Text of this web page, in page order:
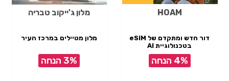
HOAM
דור חדש ומתקדם של eSIM
בטכנולוגיית AI
4% הנחה
מלון ג'ייקוב טבריה
מלון מטיילים במרכז העיר
3% הנחה